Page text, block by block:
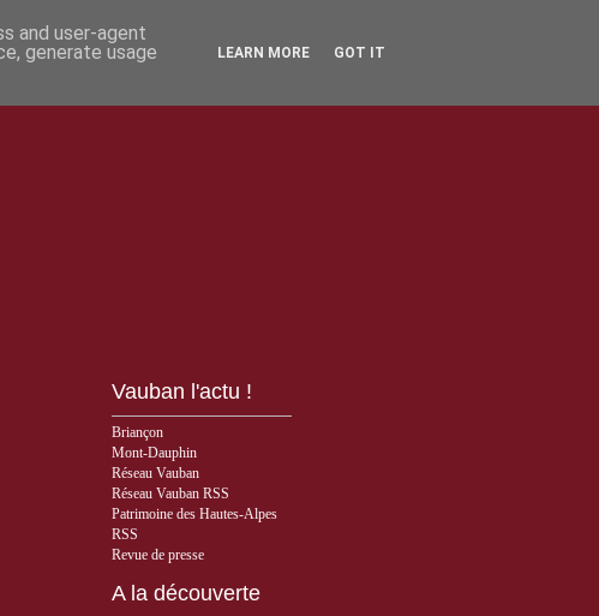
Vauban l'actu !
Briançon
Mont-Dauphin
Réseau Vauban
Réseau Vauban RSS
Patrimoine des Hautes-Alpes
RSS
Revue de presse
A la découverte
and user-agent
generate usage
LEARN MORE GOT IT